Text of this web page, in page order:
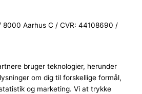
8000 Aarhus C / CVR: 44108690 /
bruger teknologier, herunder
om dig til forskellige formål,
og marketing. Vi at trykke